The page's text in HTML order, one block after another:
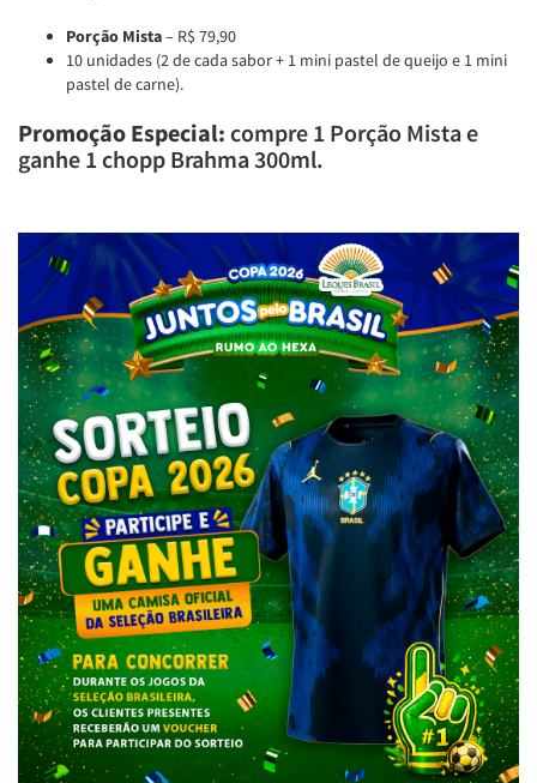
Porção Mista– R$ 79,90
10 unidades (2 de cada sabor + 1 mini pastel de queijo e 1 mini
pastel de carne).
Promoção Especial: compre 1 Porção Mista e
ganhe 1 chopp Brahma 300ml.